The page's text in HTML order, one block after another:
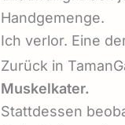
Handgemenge.
Ich verlor. Eine
Zurück in
Muskelkater.
Stattdessen